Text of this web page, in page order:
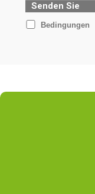
Senden Sie
Bedingungen